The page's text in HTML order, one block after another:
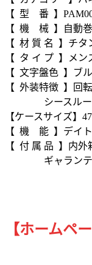
【 型 番 】
【 機 械 】自動
【 材 質 名 】チタ
【 タ イ プ 】メン
【 文字盤色 】ブ
【 外装特徴 】回
シースルー
【ケースサイズ】
【 機 能 】デイ
【 付 属 品 】内外
ギャランテ
【ホームペ